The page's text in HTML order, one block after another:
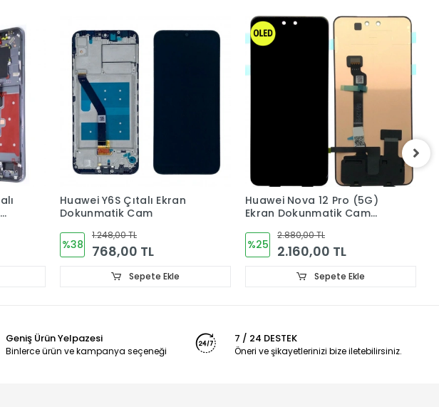
Huawei Nova 12 Pro (5G)
Ekran Dokunmatik Cam
%25
2.880,00 TL
2.160,00 TL
Sepete Ekle
Huawei Honor 400 Lite
Ekran Dokunmatik Cam
%51
4.080,00 TL
2.016,00 TL
Sepete Ekle
Geniş Ürün Yelpazesi
Binlerce ürün ve kampanya seçeneği
7 / 24 DESTEK
Öneri ve şikayetlerinizi bize iletebilirsiniz.